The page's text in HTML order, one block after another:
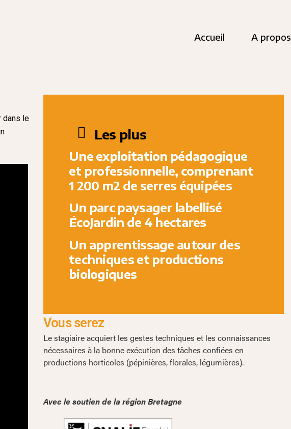
Accueil A propos
dans le
Les plus
Une exploitation pédagogique
et professionnelle, comprenant
1 200 m2 de serres équipées
Un parc paysager labellisé
ÉcoJardin de 4 hectares
Un apprentissage autour des
techniques et productions
biologiques
Vous serez
Le stagiaire acquiert les gestes techniques et les connaissances
nécessaires à la bonne exécution des tâches confiées en
productions horticoles (pépinières, florales, légumières).
Avec le soutien de la région Bretagne